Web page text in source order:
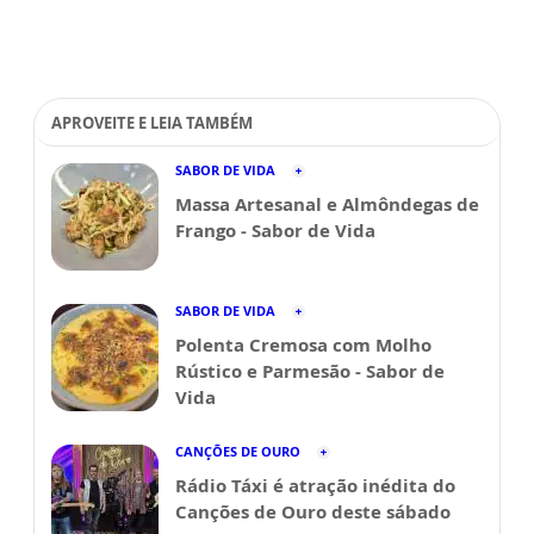
APROVEITE E LEIA TAMBÉM
SABOR DE VIDA
Massa Artesanal e Almôndegas de
Frango - Sabor de Vida
SABOR DE VIDA
Polenta Cremosa com Molho
Rústico e Parmesão - Sabor de
Vida
CANÇÕES DE OURO
Rádio Táxi é atração inédita do
Canções de Ouro deste sábado